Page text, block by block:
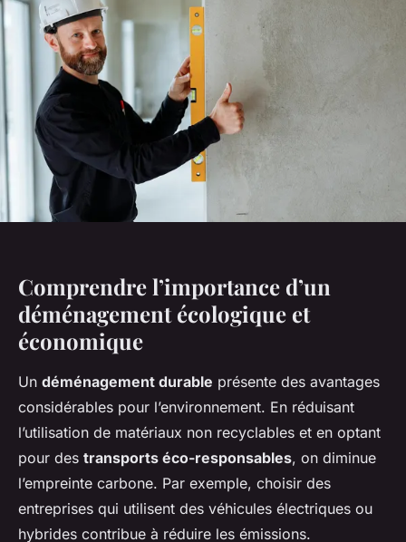
Comprendre l’importance d’un
déménagement écologique et
économique
Un déménagement durable présente des avantages
considérables pour l’environnement. En réduisant
l’utilisation de matériaux non recyclables et en optant
pour des transports éco-responsables, on diminue
l’empreinte carbone. Par exemple, choisir des
entreprises qui utilisent des véhicules électriques ou
hybrides contribue à réduire les émissions.